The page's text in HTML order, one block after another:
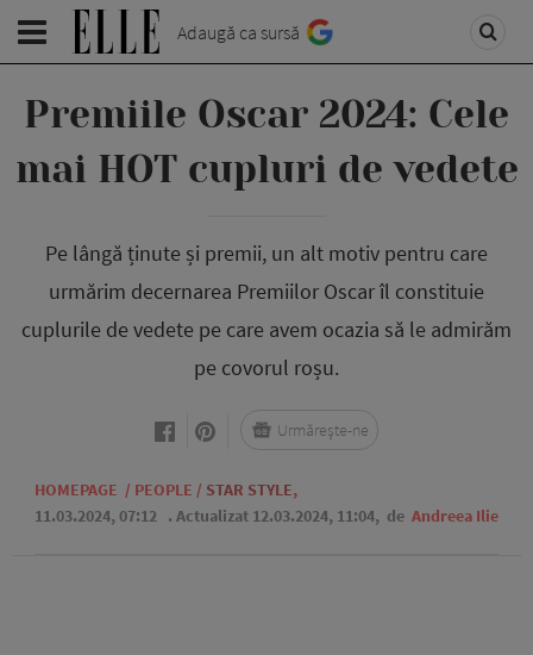
Adaugă ca sursă
Premiile Oscar 2024: Cele
mai HOT cupluri de vedete
Pe lângă ținute și premii, un alt motiv pentru care
urmărim decernarea Premiilor Oscar îl constituie
cuplurile de vedete pe care avem ocazia să le admirăm
pe covorul roșu.
HOMEPAGE / PEOPLE / STAR STYLE,
11.03.2024, 07:12 . Actualizat 12.03.2024, 11:04, de Andreea Ilie
Urmărește-ne